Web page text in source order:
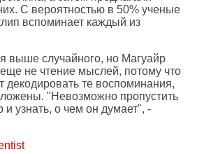
С вероятностью в 50% ученые
вспоминает каждый из
выше случайного, но Магуайр
еще не чтение мыслей, потому что
декодировать те воспоминания,
"Невозможно пропустить
и узнать, о чем он думает", -